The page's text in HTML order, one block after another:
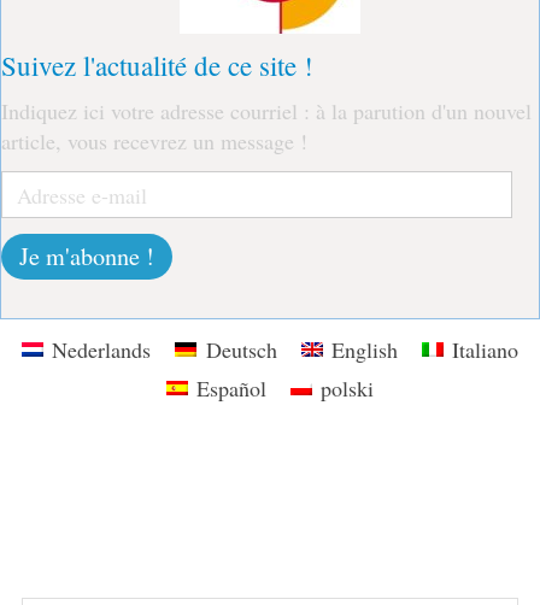
Suivez l'actualité de ce site !
Indiquez ici votre adresse courriel : à la parution d'un nouvel
article, vous recevrez un message !
Adresse
e-
mailJe m'abonne !
Nederlands Deutsch English
Italiano
Español
polski